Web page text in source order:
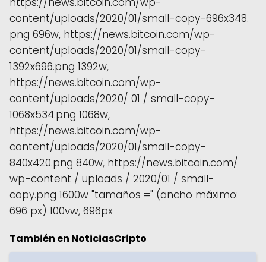
También en NoticiasCripto